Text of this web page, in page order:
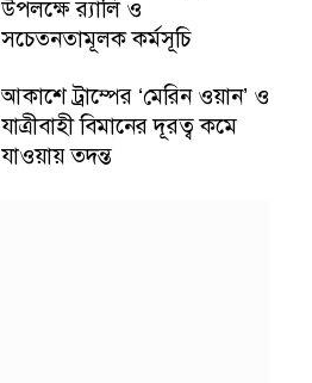
উপলক্ষে র‍্যালি ও
সচেতনতামূলক কর্মসূচি
আকাশে ট্রাম্পের ‘মেরিন ওয়ান’ ও
যাত্রীবাহী বিমানের দূরত্ব কমে
যাওয়ায় তদন্ত